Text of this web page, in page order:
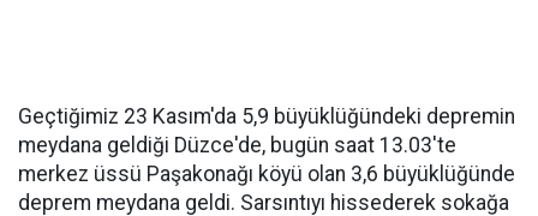
Geçtiğimiz 23 Kasım'da 5,9 büyüklüğündeki depremin
meydana geldiği Düzce'de, bugün saat 13.03'te
merkez üssü Paşakonağı köyü olan 3,6 büyüklüğünde
deprem meydana geldi. Sarsıntıyı hissederek sokağa